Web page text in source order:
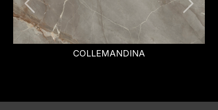
CALATTA VIOLA